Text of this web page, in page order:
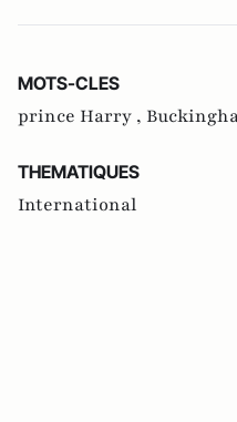
MOTS-CLES
prince Harry ,
THEMATIQUES
International